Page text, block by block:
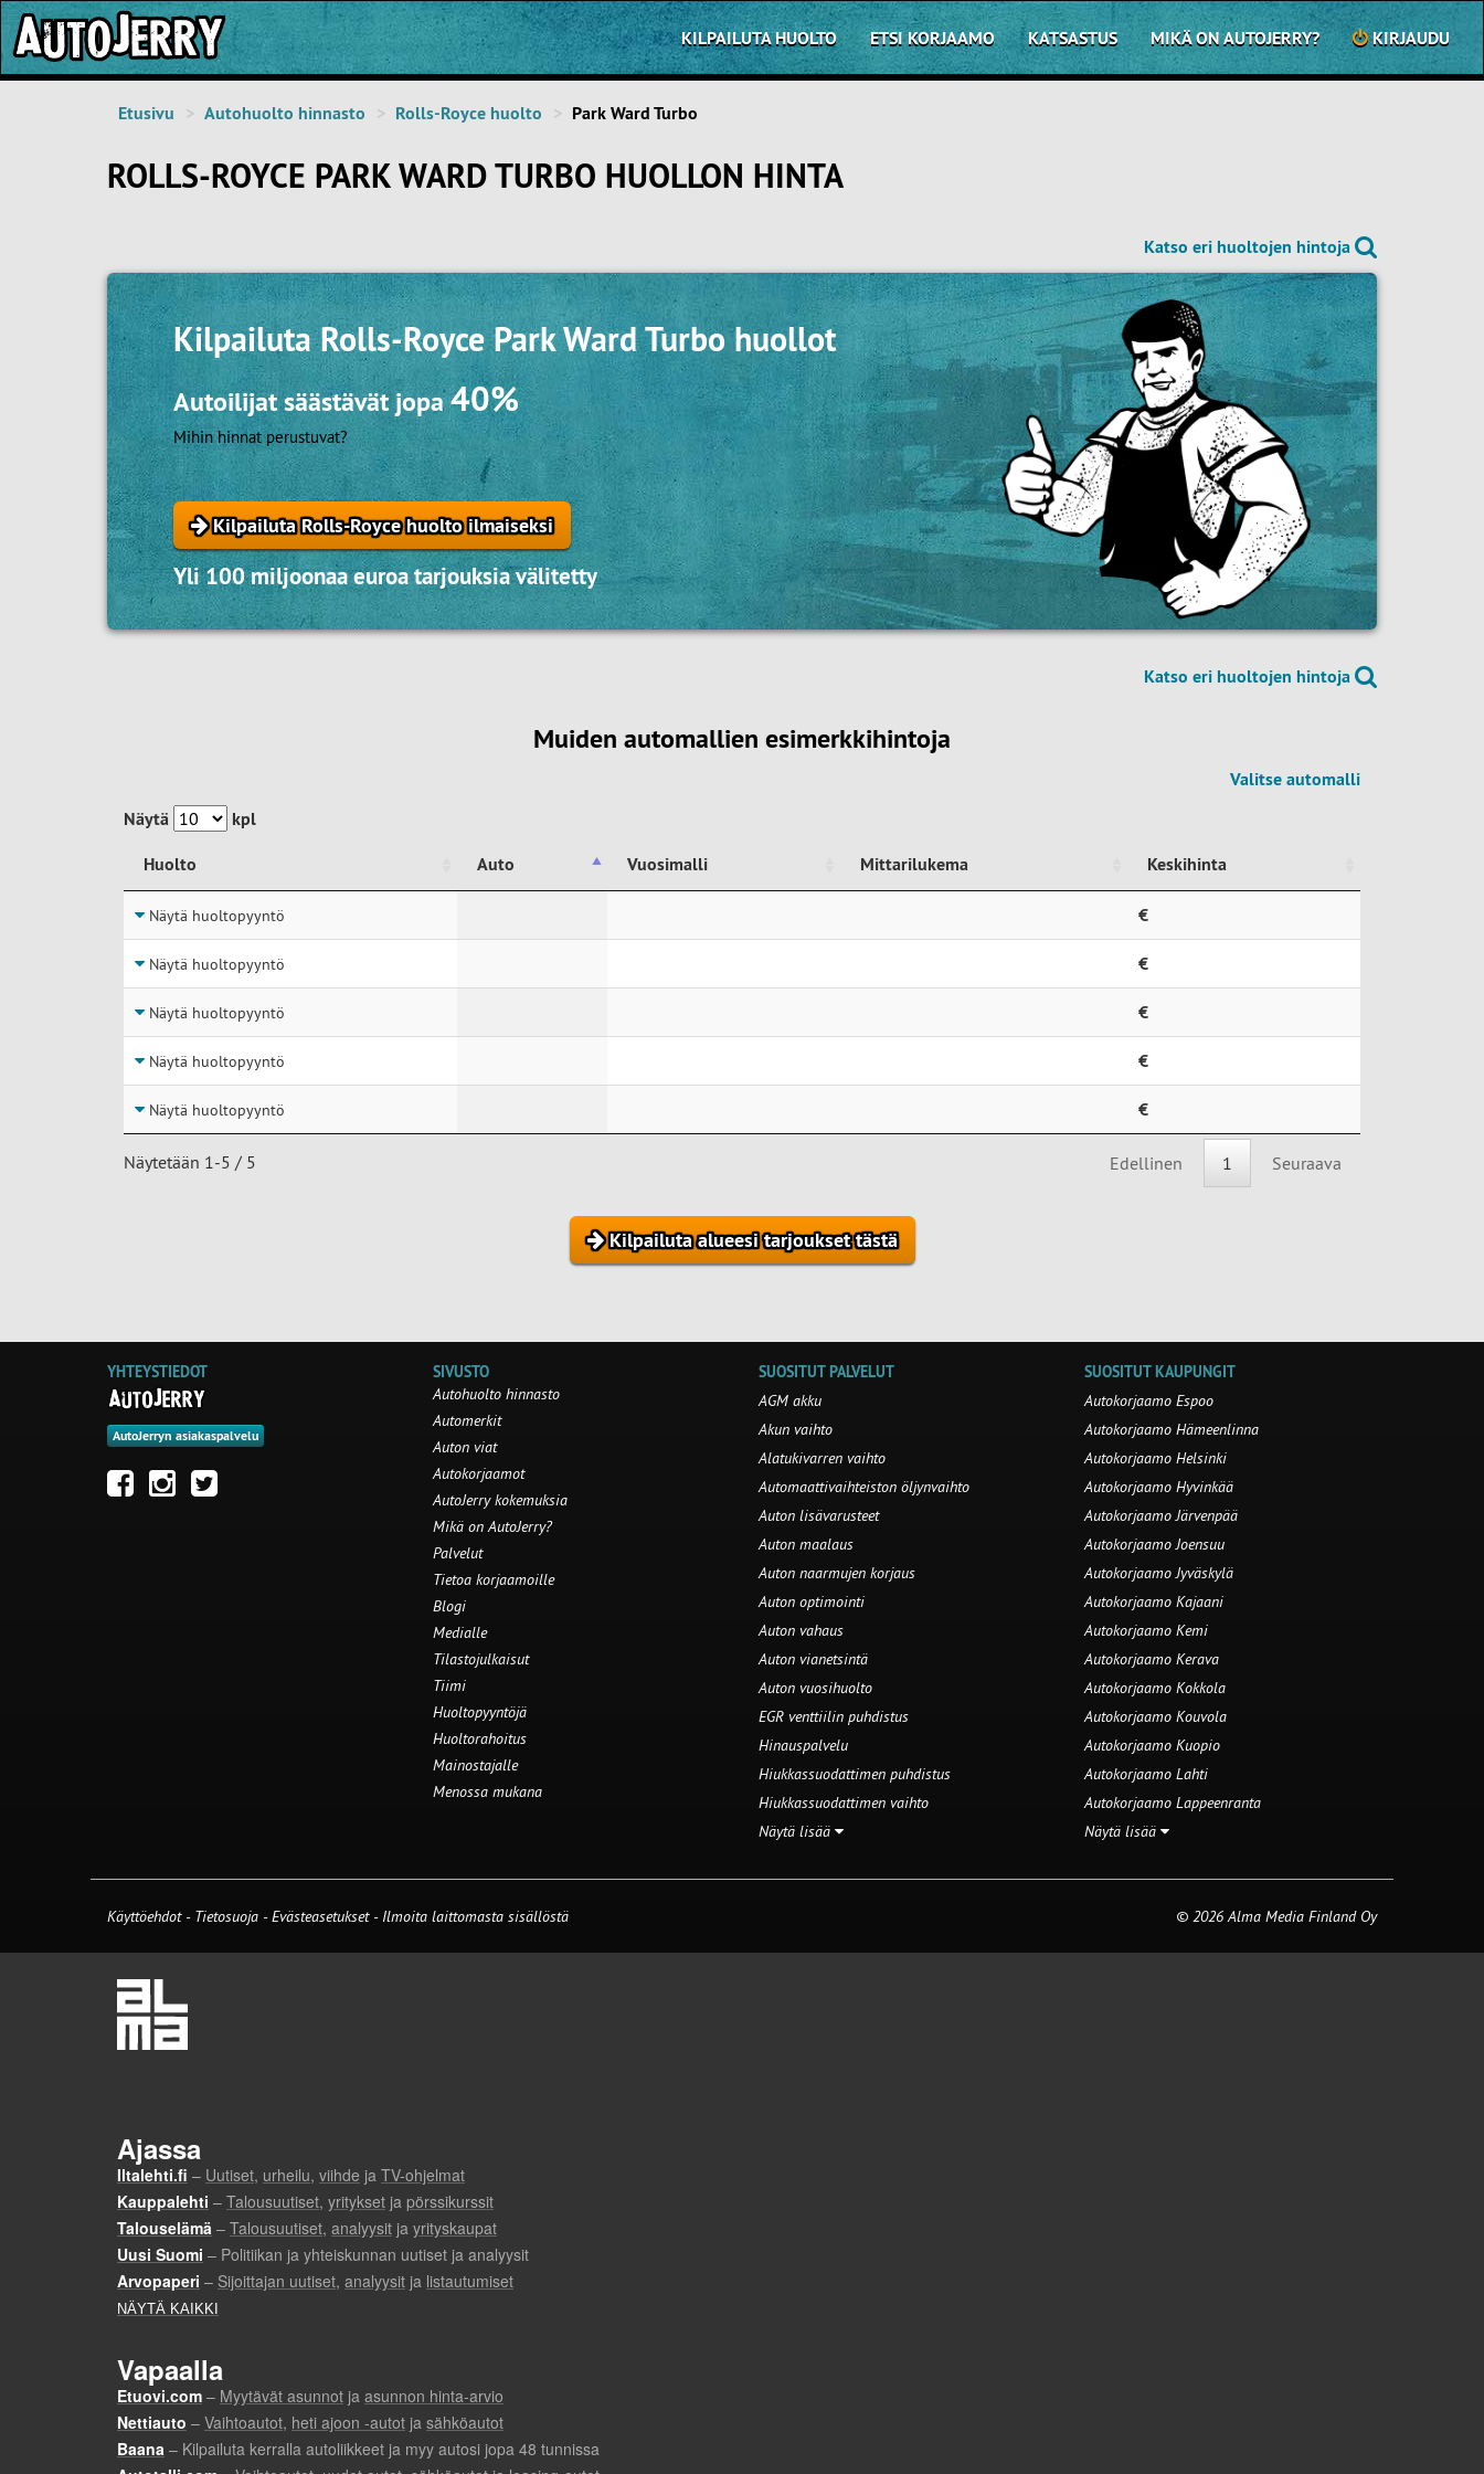
KILPAILUTA HUOLTO ETSI KORJAAMO KATSASTUS MIKÄ ON AUTOJERRY? KIRJAUDU
Etusivu Autohuolto hinnasto Rolls-Royce huolto Park Ward Turbo
ROLLS-ROYCE PARK WARD TURBO HUOLLON HINTA
Katso eri huoltojen hintoja
KilpailutaRolls-Royce Park Ward Turbo huollot
Autoilijat säästävät jopa40%
Mihin hinnat perustuvat?
Kilpailuta Rolls-Royce huolto ilmaiseksi
Yli 100 miljoonaa euroa tarjouksia välitetty
Katso eri huoltojen hintoja
Muiden automallien esimerkkihintoja
Valitse automalli
Näytä
kpl
Huolto
Auto Vuosimalli Mittarilukema
Keskihinta
Huolto
Keskihinta
Näytä huoltopyyntö €
Näytä huoltopyyntö €
Näytä huoltopyyntö €
Näytä huoltopyyntö €
Näytä huoltopyyntö €
Näytetään 1-5 / 5 Edellinen 1 Seuraava
Kilpailuta alueesi tarjoukset tästä
YHTEYSTIEDOT
AutoJerryn asiakaspalvelu
SIVUSTO
Autohuolto hinnasto
Automerkit
Auton viat
Autokorjaamot
AutoJerry kokemuksia
Mikä on AutoJerry?
Palvelut
Tietoa korjaamoille
Blogi
Medialle
Tilastojulkaisut
Tiimi
Huoltopyyntöjä
Huoltorahoitus
Mainostajalle
Menossa mukana
SUOSITUT PALVELUT
AGM akku
Akun vaihto
Alatukivarren vaihto
Automaattivaihteiston öljynvaihto
Auton lisävarusteet
Auton maalaus
Auton naarmujen korjaus
Auton optimointi
Auton vahaus
Auton vianetsintä
Auton vuosihuolto
EGR venttiilin puhdistus
Hinauspalvelu
Hiukkassuodattimen puhdistus
Hiukkassuodattimen vaihto
Näytä lisää
SUOSITUT KAUPUNGIT
Autokorjaamo Espoo
Autokorjaamo Hämeenlinna
Autokorjaamo Helsinki
Autokorjaamo Hyvinkää
Autokorjaamo Järvenpää
Autokorjaamo Joensuu
Autokorjaamo Jyväskylä
Autokorjaamo Kajaani
Autokorjaamo Kemi
Autokorjaamo Kerava
Autokorjaamo Kokkola
Autokorjaamo Kouvola
Autokorjaamo Kuopio
Autokorjaamo Lahti
Autokorjaamo Lappeenranta
Näytä lisää
Käyttöehdot - Tietosuoja -Evästeasetukset- Ilmoita laittomasta sisällöstä © 2026 Alma Media Finland Oy